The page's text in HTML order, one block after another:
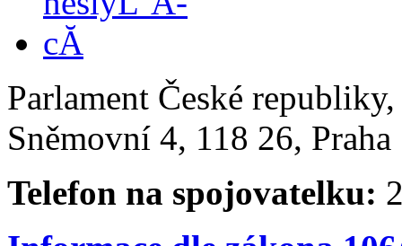
Parlament České
Sněmovní 4, 118 26,
Telefon na spojovatelku: